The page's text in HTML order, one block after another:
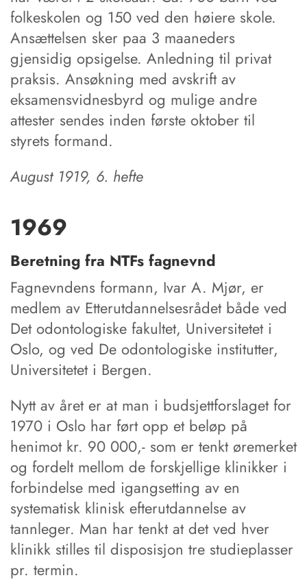
folkeskolen og 150 ved den høiere skole.
Ansættelsen sker paa 3 maaneders
gjensidig opsigelse. Anledning til privat
praksis. Ansøkning med avskrift av
eksamensvidnesbyrd og mulige andre
attester sendes inden første oktober til
styrets formand.
August 1919, 6. hefte
1969
Beretning fra NTFs fagnevnd
Fagnevndens formann, Ivar A. Mjør, er
medlem av Etterutdannelsesrådet både ved
Det odontologiske fakultet, Universitetet i
Oslo, og ved De odontologiske institutter,
Universitetet i Bergen.
Nytt av året er at man i budsjettforslaget for
1970 i Oslo har ført opp et beløp på
henimot kr. 90 000,- som er tenkt øremerket
og fordelt mellom de forskjellige klinikker i
forbindelse med igangsetting av en
systematisk klinisk efterutdannelse av
tannleger. Man har tenkt at det ved hver
klinikk stilles til disposisjon tre studieplasser
pr. termin.